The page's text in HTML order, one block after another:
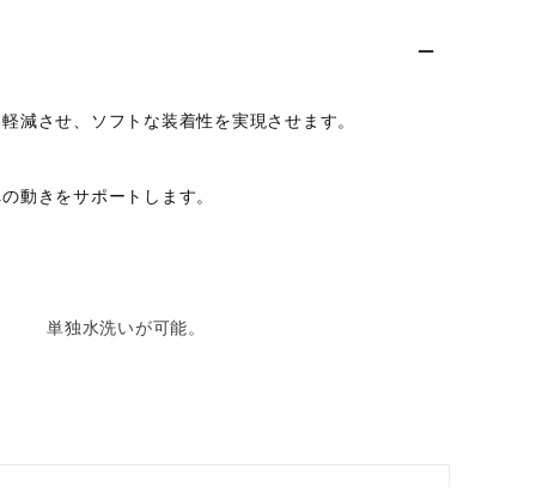
減させ、ソフトな装着性を実現させます。
動きをサポートします。
単独水洗いが可能。